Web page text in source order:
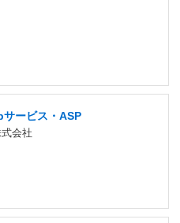
ービス・ASP
会社